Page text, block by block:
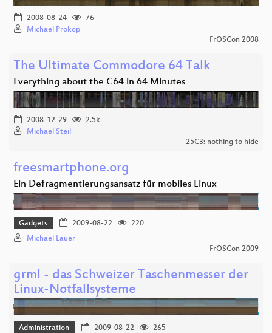
2008-08-24
76
Michael Prokop
FrOSCon 2008
The Ultimate Commodore 64 Talk
Everything about the C64 in 64 Minutes
2008-12-29
2.5k
Michael Steil
25C3: nothing to hide
freesmartphone.org
Ein Defragmentierungsansatz für mobiles Linux
Gadgets 2009-08-22
220
Michael Lauer
FrOSCon 2009
grml - das Schweizer Taschenmesser der
Linux-Notfallsysteme
Administration 2009-08-22
265